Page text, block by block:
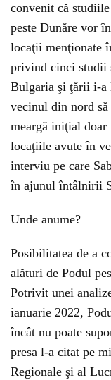
convenit că
peste Dunăre vor
locaţii menţionate
privind cinci studii
Bulgaria şi ţării i-a
vecinul din nord să
meargă iniţial
locaţiile avute în
interviu pe care
în ajunul întâlnirii
Unde anume?
Posibilitatea de a
alături de Podul
Potrivit unei
ianuarie 2022,
încât nu poate
presa l-a citat pe
Regionale şi al